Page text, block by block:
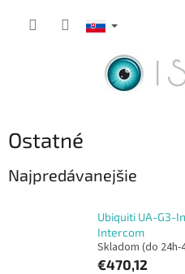
Ostatné
Najpredávanejšie
Ubiquiti UA-G3-
Intercom
Skladom (do 24h-
€470,12